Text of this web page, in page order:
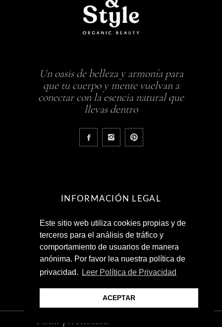
Este sitio web utiliza cookies propias y de
terceros para el análisis de tráfico y
comportamiento de usuarios de manera
anónima. Por favor lea nuestra política de
privacidad.
Leer Política de Privacidad
ACEPTAR
Un oasis de belleza y armonía para
que tu cuerpo y mente vuelvan a
conectar con la esencia natural que
llevas dentro
INFORMACIÓN LEGAL
Aviso Legal
Política de Privacidad
Términos y Condiciones
Diseño por Neonet.es